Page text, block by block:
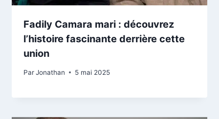
Fadily Camara mari : découvrez
l’histoire fascinante derrière cette
union
ParJonathan 5 mai 2025